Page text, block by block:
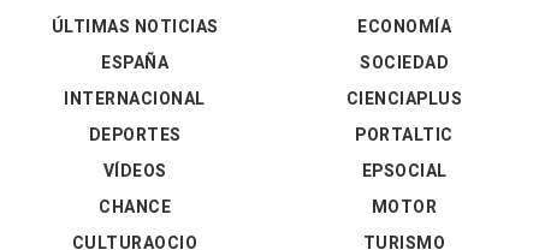
ÚLTIMAS NOTICIAS
ESPAÑA
INTERNACIONAL
DEPORTES
VÍDEOS
ECONOMÍA
SOCIEDAD
CIENCIAPLUS
PORTALTIC
EPSOCIAL
CHANCE
CULTURAOCIO
MOTOR
TURISMO